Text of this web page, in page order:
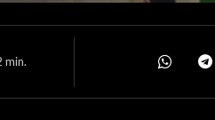
min.